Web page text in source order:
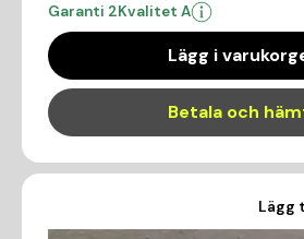
Garanti 2Kvalitet A
Lägg i
Betala och
Lägg